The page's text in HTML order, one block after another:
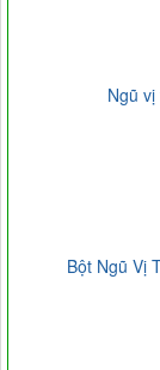
Ngũ
Bột Ngũ Vị